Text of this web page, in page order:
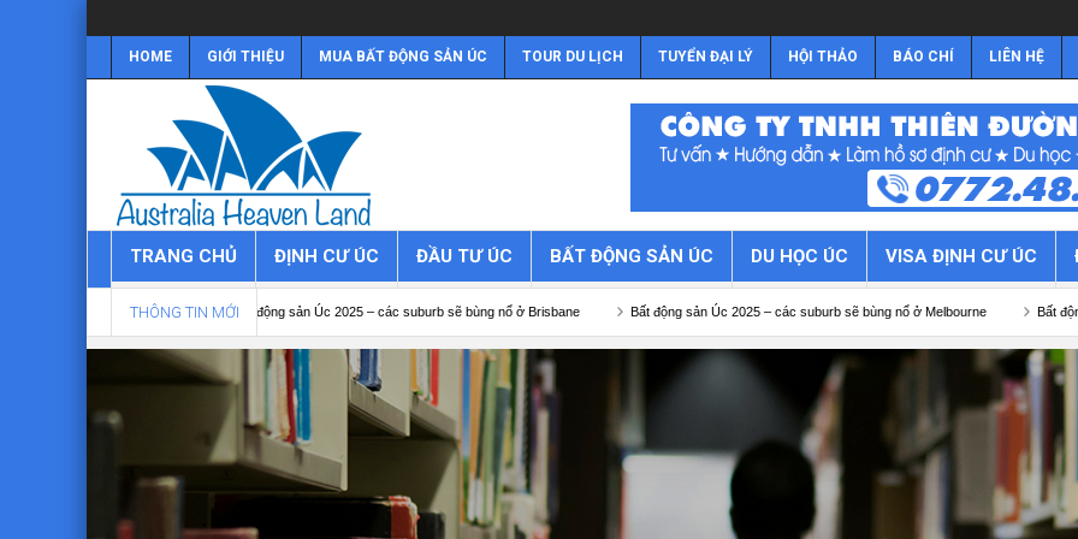
HOME GIỚI THIỆU MUA BẤT ĐỘNG SẢN ÚC TOUR DU LỊCH TUYỂN ĐẠI LÝ HỘI THẢO BÁO CHÍ LIÊN HỆ
TRANG CHỦ ĐỊNH CƯ ÚC ĐẦU TƯ ÚC BẤT ĐỘNG SẢN ÚC DU HỌC ÚC VISA ĐỊNH CƯ ÚC
THÔNG TIN MỚI
Bất động sản Úc 2025 – các suburb sẽ bùng nổ ở Brisbane Bất động sản Úc 2025 – các suburb sẽ bùng nổ ở Melbourne Bất động sản Úc 2025 –